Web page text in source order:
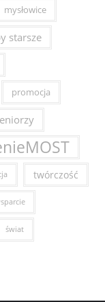
mysłowice
starsze
promocja
twórczość
świat